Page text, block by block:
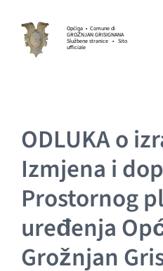
content
Općina • Comune di
GROŽNJAN GRISIGNANA
Službene stranice • Sito
ufficiale
OPĆINSKA UPRAVA
GOSPODARSTVO
KULTURA I UMJETNOST
ODLUKA o
Izmjena i
Prostornog
uređenja
Grožnjan